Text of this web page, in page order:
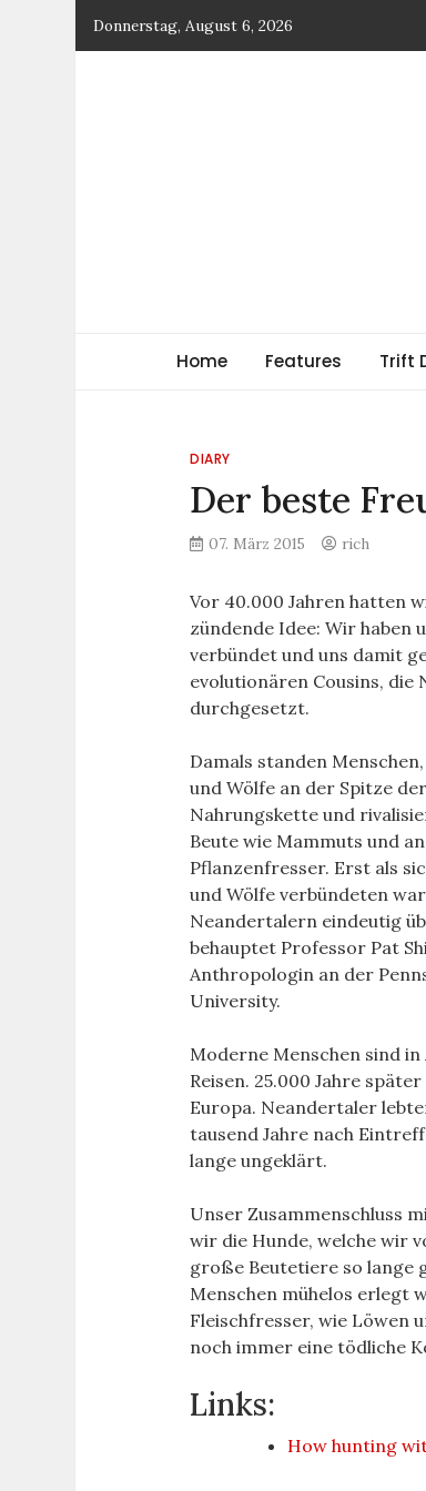
Donnerstag, August 6, 2026
TRIFT
Home Features Trift
DIARY
Der beste
07. März 2015 rich
Vor 40.000 Jahren hatten
zündende Idee: Wir haben
verbündet und uns damit
evolutionären Cousins, die
durchgesetzt.
Damals standen
und Wölfe an der Spitze der
Nahrungskette und
Beute wie Mammuts und
Pflanzenfresser. Erst als
und Wölfe verbündeten
Neandertalern eindeutig
behauptet Professor Pat
Anthropologin an der
University.
Moderne Menschen sind
Reisen. 25.000 Jahre
Europa. Neandertaler
tausend Jahre nach
lange ungeklärt.
Unser Zusammenschluss
wir die Hunde, welche wir
große Beutetiere so lange
Menschen mühelos erlegt
Fleischfresser, wie Löwen
noch immer eine tödliche
Links:
How hunting